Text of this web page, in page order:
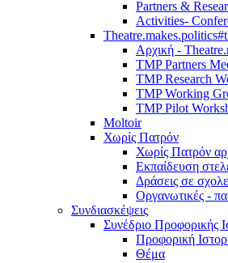
Partners &
Activities-
Αρχική -
TMP Partners
TMP Research
TMP Working
TMP Pilot
Moltoir
Χωρίς Πατρόν
Χωρίς Πατρόν
Εκπαίδευση
Δράσεις σε
Οργανωτικές -
Συνδιασκέψεις
Συνέδριο Προφορικής
Προφορική
Θέμα